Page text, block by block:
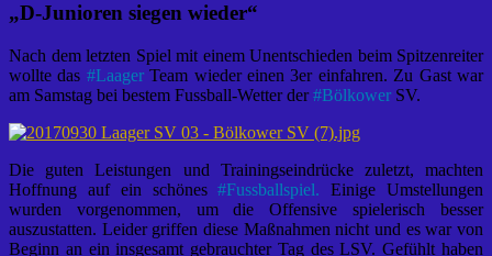
„D-Junioren siegen wieder“
Nach dem letzten Spiel mit einem Unentschieden beim Spitzenreiter
wollte das #LaagerTeam wieder einen 3er einfahren. Zu Gast war
am Samstag bei bestem Fussball-Wetter der#Bölkower SV.
Die guten Leistungen und Trainingseindrücke zuletzt, machten
Hoffnung auf ein schönes#Fussballspiel. Einige Umstellungen
wurden vorgenommen, um die Offensive spielerisch besser
auszustatten. Leider griffen diese Maßnahmen nicht und es war von
Beginn an ein insgesamt gebrauchter Tag des LSV. Gefühlt haben